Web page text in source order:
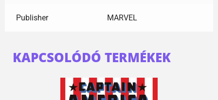
Publisher MARVEL
KAPCSOLÓDÓ TERMÉKEK